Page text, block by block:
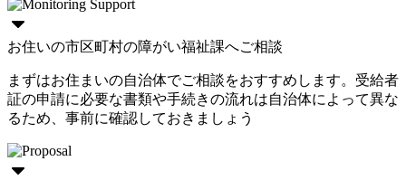
お住いの市区町村の障がい福祉課へご相談
まずはお住まいの自治体でご相談をおすすめします。受給者
証の申請に必要な書類や手続きの流れは自治体によって異な
るため、事前に確認しておきましょう